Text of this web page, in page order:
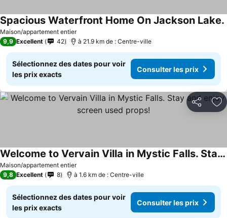
Maison/appartement entier
Spacious Waterfront Home On Jackson Lake.
9,9 Excellent 42 à 21.9 km de : Centre-ville
Sélectionnez des dates pour voir
les prix exacts
Consulter les prix
Partager
Maison/appartement entier
Welcome to Vervain Villa in Mystic Falls. Stay and enjoy screen used props!
Consulter les prix
9,8 Excellent 8 à 1.6 km de : Centre-ville
Sélectionnez des dates pour voir
les prix exacts
Consulter les prix